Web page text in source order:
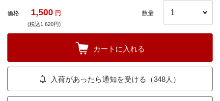
価格 1,500 円
(税込1,620円)
数量
カートに入れる
入荷があったら通知を受ける（348人）